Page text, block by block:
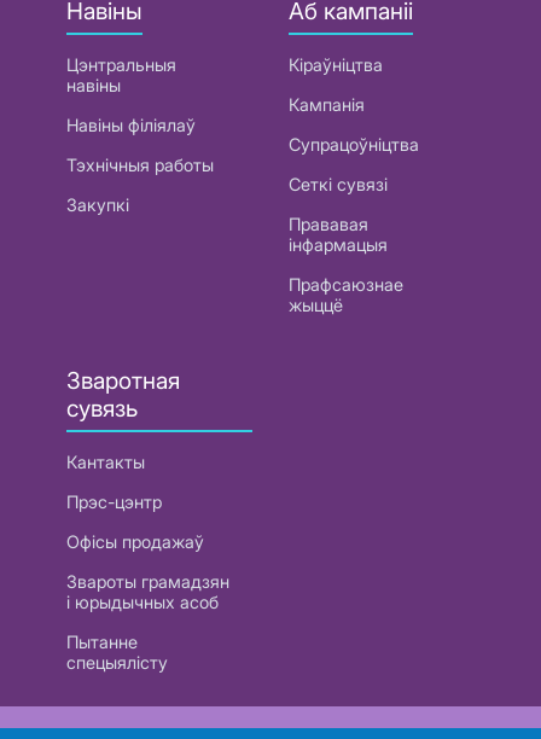
Навіны
Цэнтральныя
навіны
Навіны філіялаў
Тэхнічныя работы
Закупкі
Аб кампаніі
Кіраўніцтва
Кампанія
Супрацоўніцтва
Сеткі сувязі
Прававая
інфармацыя
Прафсаюзнае
жыццё
Зваротная
сувязь
Кантакты
Прэс-цэнтр
Офісы продажаў
Звароты грамадзян
і юрыдычных асоб
Пытанне
спецыялісту